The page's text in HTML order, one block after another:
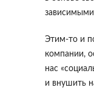
Этим-то и
компании,
нас
и внушить